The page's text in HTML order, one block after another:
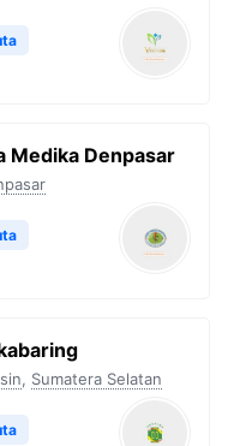
Medika Denpasar
, Sumatera Selatan